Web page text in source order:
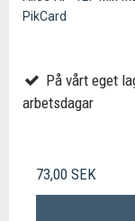
PikCard
På vårt eget
arbetsdagar
73,00 SEK